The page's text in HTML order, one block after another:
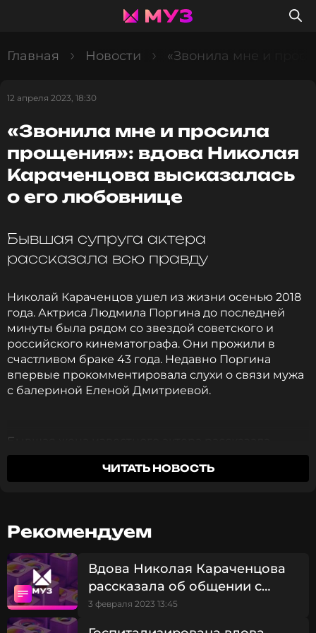
Главная Новости «Звонила мне и
12 апреля 2023, 18:30
«Звонила мне и просила
прощения»: вдова Николая
Караченцова высказалась
о его любовнице
Бывшая супруга актера
рассказала всю правду
Николай Караченцов ушел из жизни осенью 2018
года. Актриса Людмила Поргина до последней
минуты была рядом со звездой советского и
российского кинематографа. Они прожили в
счастливом браке 43 года. Недавно Поргина
впервые прокомментировала слухи о связи мужа
с балериной Еленой Дмитриевой.
Бывшая жена известного актера рассказала
подробности в YouTube-шоу «Откройте, Давид!».
Людмила Поргина заявила, что бывший муж
сама, а истории про Караченцова она брала из
интервью Поргиной.
Как уверяет вдова звезды «Человека с бульвара
Капуцинов» и «Старшего сына», актер хотел
разобраться с балериной, которая возомнила
ЧИТАТЬ НОВОСТЬ
Рекомендуем
Вдова Николая Караченцова
рассказала об общении с
актером после смерти
3 февраля 2023 13:45